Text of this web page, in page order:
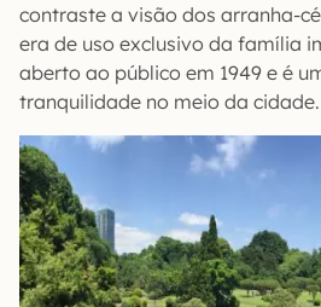
contraste a visão dos arranha-
era de uso exclusivo da família
aberto ao público em 1949 e é
tranquilidade no meio da cidade.